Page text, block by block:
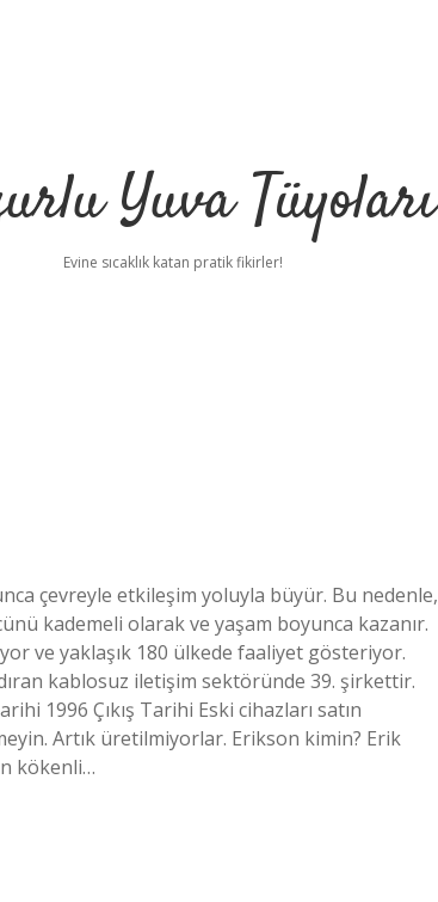
Yuva Tüyoları
Evine sıcaklık katan pratik fikirler!
çevreyle etkileşim yoluyla büyür. Bu nedenle,
kademeli olarak ve yaşam boyunca kazanır.
ve yaklaşık 180 ülkede faaliyet gösteriyor.
kablosuz iletişim sektöründe 39. şirkettir.
1996 Çıkış Tarihi Eski cihazları satın
Artık üretilmiyorlar. Erikson kimin? Erik
kökenli…